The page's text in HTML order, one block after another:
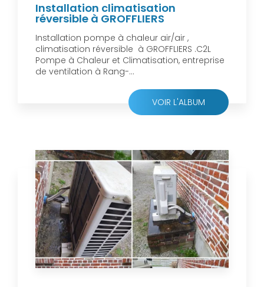
Installation climatisation
réversible à GROFFLIERS
Installation pompe à chaleur air/air ,
climatisation réversible à GROFFLIERS .C2L
Pompe à Chaleur et Climatisation, entreprise
de ventilation à Rang-...
VOIR L'ALBUM